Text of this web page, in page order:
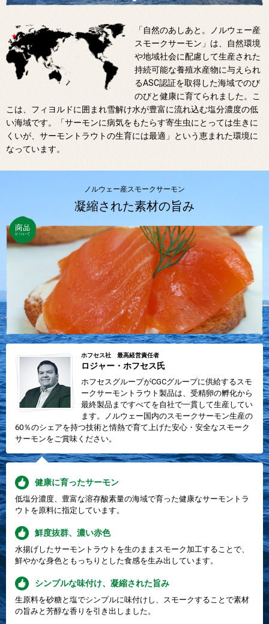
「自然のあしあと。ノルウェー産
スモークサーモン」は、自然環境
や地域社会に配慮して生産された
持続可能な養殖水産物に与えられ
るASC認証を取得した海域でのび
のびと健康に育てられました。こ
こは、フィヨルドに囲まれ雪解け水が豊富に流れ込む塩分濃度の低
い海域です。「サーモンに病気をもたらす寄生虫にとっては生きに
くいが、サーモントラウトの生育には最適」という恵まれた環境に
なっています。
ノルウェー産スモークサーモン
凝縮された素材の旨み
ホフセス社 最高経営責任者
ロジャー・ホフセス氏
ホフセスグループがCGCグループに供給するスモ
ークサーモントラウト製品は、受精卵の孵化から
最終製品まですべてを自社で一貫して生産してい
ます。ノルウェー国内のスモークサーモン生産の
60％のシェアを持つ技術と情熱で育て上げた安心・安全なスモーク
サーモンをご賞味ください。
健康に育ったサーモン
低塩分濃度、豊富な溶存酸素量の海域で育った健康なサーモントラ
ウトを原料に指定しています。
鮮度抜群、濃い赤色
水揚げしたサーモントラウトを生のままスモーク加工することで、
鮮やかな身色ともっちりとした食感を生み出しています。
シンプルな味付け、凝縮された旨み
生原料を砂糖と塩でシンプルに味付けし、スモークすることで素材
の旨みと芳醇な香りを引き出しました。